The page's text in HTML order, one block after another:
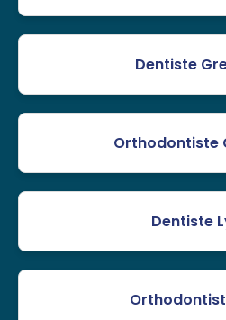
Dentiste
Orthodontiste
Dentiste